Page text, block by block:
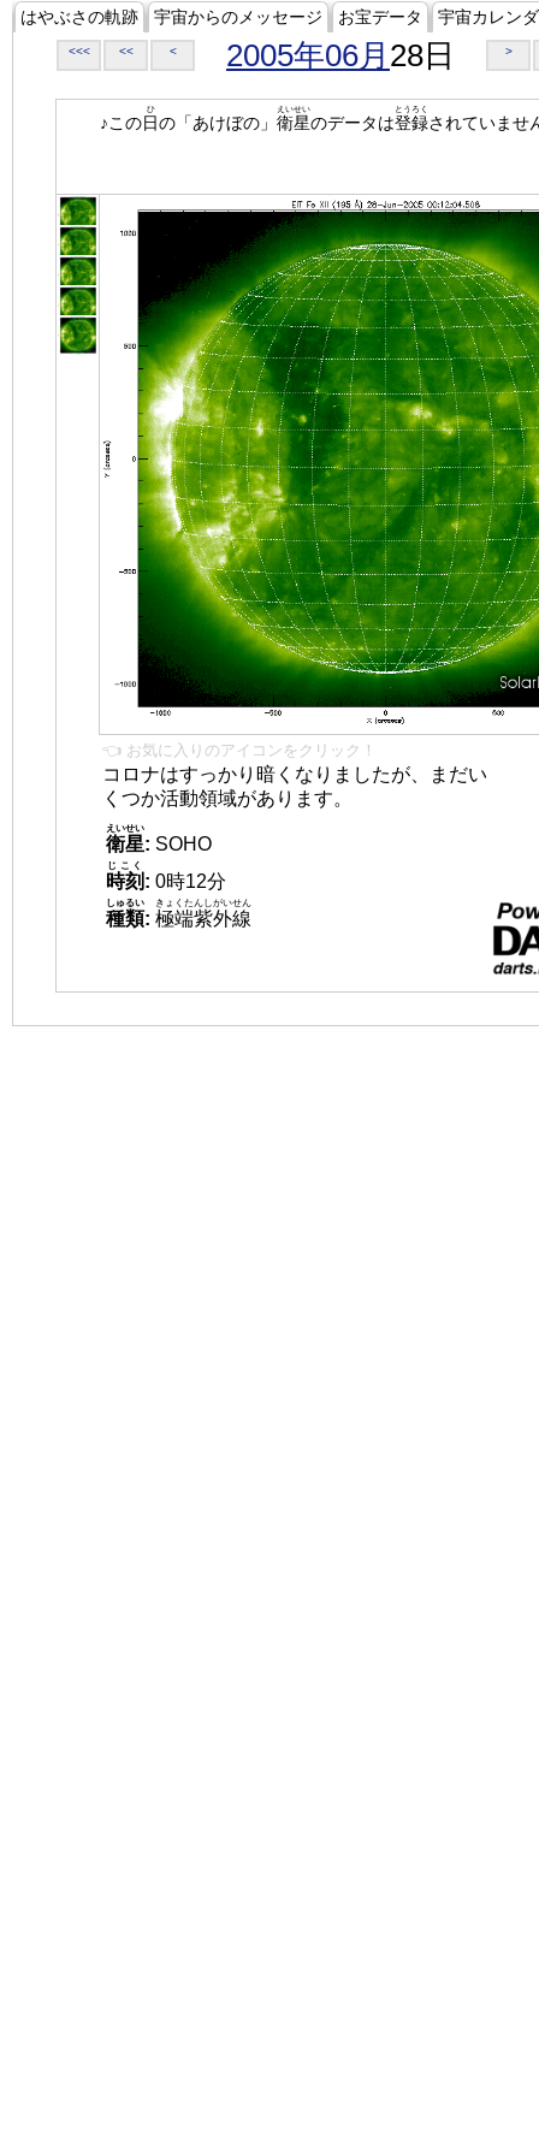
はやぶさの軌跡 宇宙からのメッセージ お宝データ 宇宙カレン
<<< << < 2005年06月 28日 >
♪この日
ひ
の「あけぼの」 衛星
えいせい
のデータは登録
とうろく
されていませ
👈 お気に入りのアイコンをクリック！
コロナはすっかり暗くなりましたが、まだい
くつか活動領域があります。
衛星
えいせい
: SOHO
時刻
じこく
: 0時12分
種類
しゅるい
: 極端紫外線
きょくたんしがいせん